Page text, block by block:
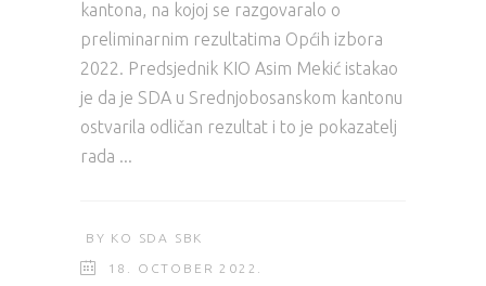
kantona, na kojoj se razgovaralo o
preliminarnim rezultatima Općih izbora
2022. Predsjednik KIO Asim Mekić istakao
je da je SDA u Srednjobosanskom kantonu
ostvarila odličan rezultat i to je pokazatelj
rada
BY KO SDA SBK
18. OCTOBER 2022.